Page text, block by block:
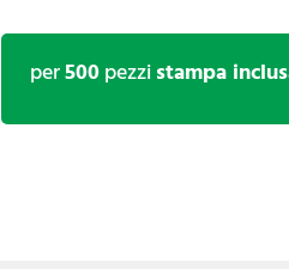
per500pezzistampa